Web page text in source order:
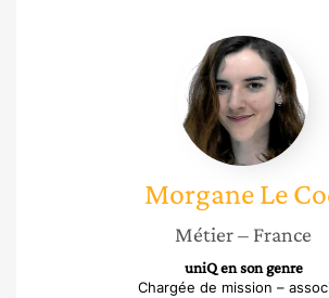
Morgane
Le
Coq
MorganeLe
Métier– France
uniQ en son genre
Chargée de mission –